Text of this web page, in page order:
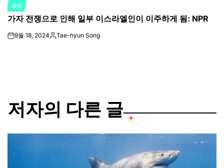
POSTED
IN
세계
가자 전쟁으로 인해 일부 이스라엘인이 이주하게 됨: NPR
on9월 18, 2024Posted
Tae-hyun Song
저자의 다른 글